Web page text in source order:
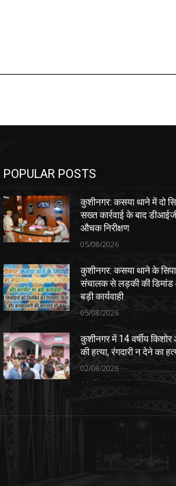
POPULAR POSTS
कुशीनगर: कसया थाने में दो
सख्त कार्रवाई के बाद
औचक निरीक्षण
05/08/2026
कुशीनगर: कसया थाने के
संचालक से लड़की की डिमांड
बड़ी कार्यवाही
05/08/2026
कुशीनगर में 14 वर्षीय किशोर
की हत्या, रंगदारी न देने का
02/08/2026